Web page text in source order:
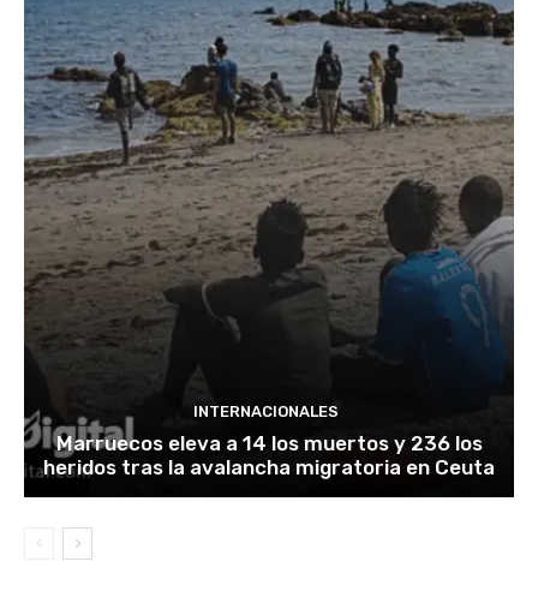
INTERNACIONALES
Marruecos eleva a 14 los muertos y 236 los
heridos tras la avalancha migratoria en Ceuta